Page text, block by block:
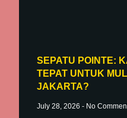
SEPATU POINTE:
TEPAT UNTUK
JAKARTA?
July 28, 2026 No